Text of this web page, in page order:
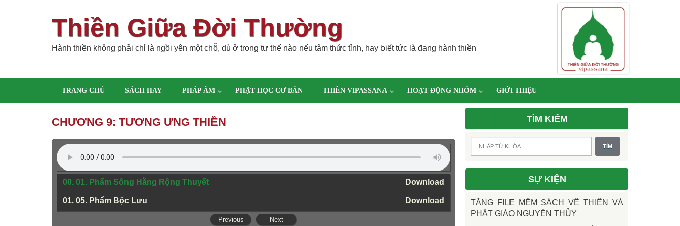
Thiền Giữa Đời Thường
Hành thiền không phải chỉ là ngồi yên một chỗ, dù ở trong tư thế nào nếu tâm thức tỉnh, hay biết tức là đang hành thiền
TRANG CHỦ SÁCH HAY PHÁP ÂM PHẬT HỌC CƠ BẢN THIỀN VIPASSANA HOẠT ĐỘNG NHÓM GIỚI THIỆU
CHƯƠNG 9: TƯƠNG ƯNG THIỀN
00. 01. Phẩm Sông Hằng Rộng Thuyết Download
01. 05. Phẩm Bộc Lưu Download
Previous Next
TÌM KIẾM
SỰ KIỆN
TẶNG FILE MỀM SÁCH VỀ THIỀN VÀ
PHẬT GIÁO NGUYÊN THỦY